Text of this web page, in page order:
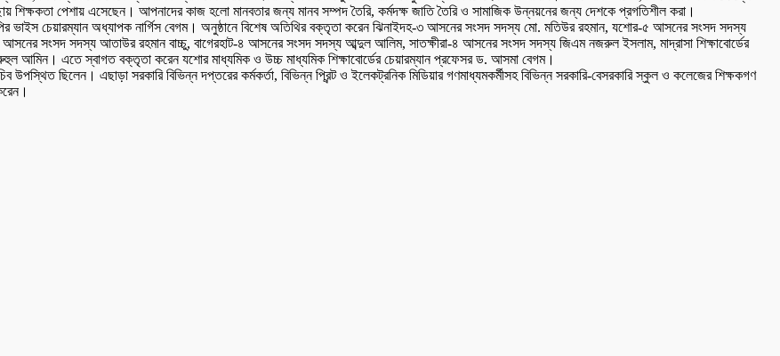
শিক্ষকতা পেশায় এসেছেন। আপনাদের কাজ হলো মানবতার জন্য মানব সম্পদ তৈরি, কর্মদক্ষ জাতি তৈরি ও সামাজিক উন্নয়নের জন্য দেশকে প্রগতিশীল করা।
ভাইস চেয়ারম্যান অধ্যাপক নার্গিস বেগম। অনুষ্ঠানে বিশেষ অতিথির বক্তৃতা করেন ঝিনাইদহ-৩ আসনের সংসদ সদস্য মো. মতিউর রহমান, যশোর-৫ আসনের সংসদ সদস্য
সংসদ সদস্য আতাউর রহমান বাচ্চু, বাগেরহাট-৪ আসনের সংসদ সদস্য আব্দুল আলিম, সাতক্ষীরা-৪ আসনের সংসদ সদস্য জিএম নজরুল ইসলাম, মাদ্রাসা শিক্ষাবোর্ডের
আমিন। এতে স্বাগত বক্তৃতা করেন যশোর মাধ্যমিক ও উচ্চ মাধ্যমিক শিক্ষাবোর্ডের চেয়ারম্যান প্রফেসর ড. আসমা বেগম।
উপস্থিত ছিলেন। এছাড়া সরকারি বিভিন্ন দপ্তরের কর্মকর্তা, বিভিন্ন প্রিন্ট ও ইলেকট্রনিক মিডিয়ার গণমাধ্যমকর্মীসহ বিভিন্ন সরকারি-বেসরকারি স্কুল ও কলেজের শিক্ষকগণ